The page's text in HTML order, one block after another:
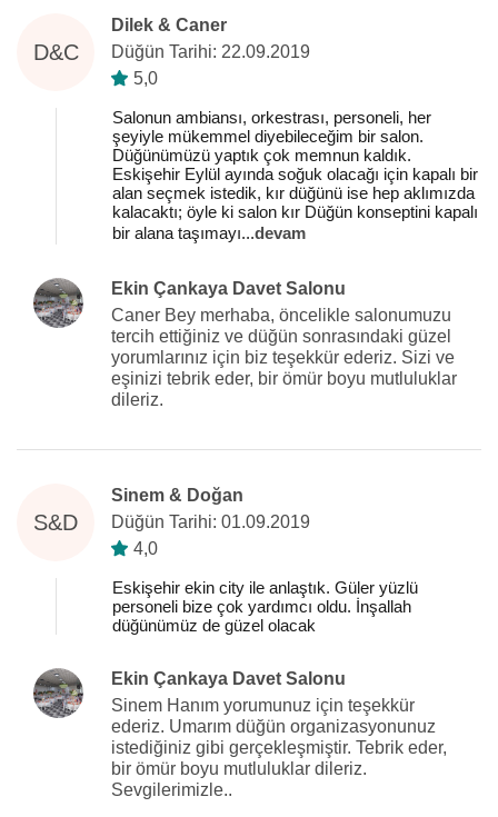
D&C
Dilek & Caner
Düğün Tarihi: 22.09.2019
5,0
Salonun ambiansı, orkestrası, personeli, her
şeyiyle mükemmel diyebileceğim bir salon.
Düğünümüzü yaptık çok memnun kaldık.
Eskişehir Eylül ayında soğuk olacağı için kapalı bir
alan seçmek istedik, kır düğünü ise hep aklımızda
kalacaktı; öyle ki salon kır Düğün konseptini kapalı
bir alana taşımayı...devam
Ekin Çankaya Davet Salonu
Caner Bey merhaba, öncelikle salonumuzu
tercih ettiğiniz ve düğün sonrasındaki güzel
yorumlarınız için biz teşekkür ederiz. Sizi ve
eşinizi tebrik eder, bir ömür boyu mutluluklar
dileriz.
S&D
Sinem & Doğan
Düğün Tarihi: 01.09.2019
4,0
Eskişehir ekin city ile anlaştık. Güler yüzlü
personeli bize çok yardımcı oldu. İnşallah
düğünümüz de güzel olacak
Ekin Çankaya Davet Salonu
Sinem Hanım yorumunuz için teşekkür
ederiz. Umarım düğün organizasyonunuz
istediğiniz gibi gerçekleşmiştir. Tebrik eder,
bir ömür boyu mutluluklar dileriz.
Sevgilerimizle..